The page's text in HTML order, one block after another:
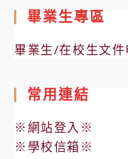
畢業生專區
畢業生/在校生文件
常用連結
※網站登入※
※學校信箱※